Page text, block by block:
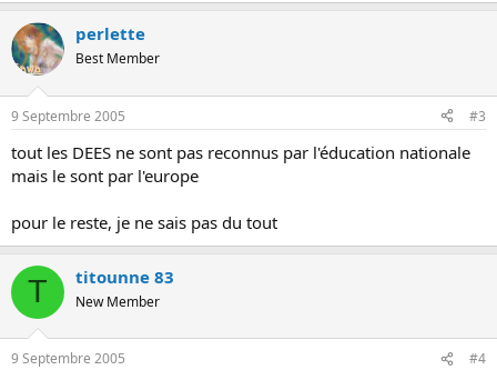
perlette
Best Member
9 Septembre 2005 #3
tout les DEES ne sont pas reconnus par l'éducation nationale
mais le sont par l'europe
pour le reste, je ne sais pas du tout
T titounne 83
New Member
9 Septembre 2005 #4